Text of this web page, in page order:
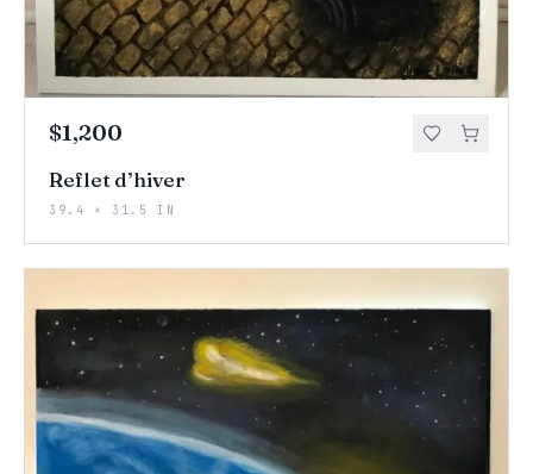
$1,200
Reflet d’hiver
39.4 × 31.5 IN